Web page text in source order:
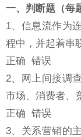
一、判断题（每
1、信息流作为
程中，并起着串
正确 错误
2、网上间接调
市场、消费者、
正确 错误
3、关系营销的